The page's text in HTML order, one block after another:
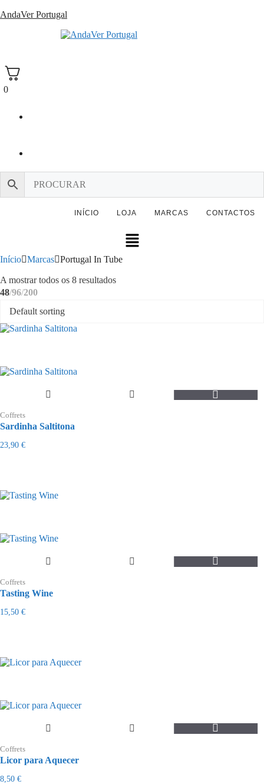
Saltar
AndaVer Portugal
0
INÍCIO LOJA MARCAS CONTACTOS
Menu
Início Marcas Portugal In Tube
A mostrar todos os 8 resultadosOrdenado
48 96 200
Coffrets
Sardinha Saltitona
23,90 €
Coffrets
Tasting Wine
15,50 €
Coffrets
Licor para Aquecer
8,50 €